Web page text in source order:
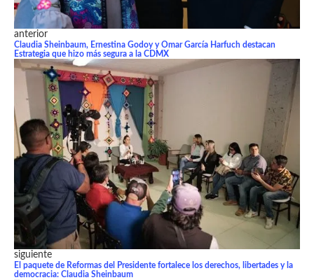
anterior
Claudia Sheinbaum, Ernestina Godoy y Omar García Harfuch destacan
Estrategia que hizo más segura a la CDMX
siguiente
El paquete de Reformas del Presidente fortalece los derechos, libertades y la
democracia: Claudia Sheinbaum